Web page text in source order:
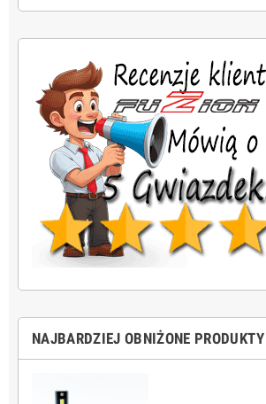
NAJBARDZIEJ OBNIŻONE PRODUKTY